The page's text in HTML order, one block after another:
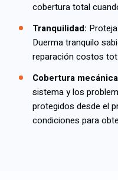
cobertura total
Tranquilidad:
Duerma tranquilo
reparación costos
Cobertura
sistema y los
protegidos desde el
condiciones para